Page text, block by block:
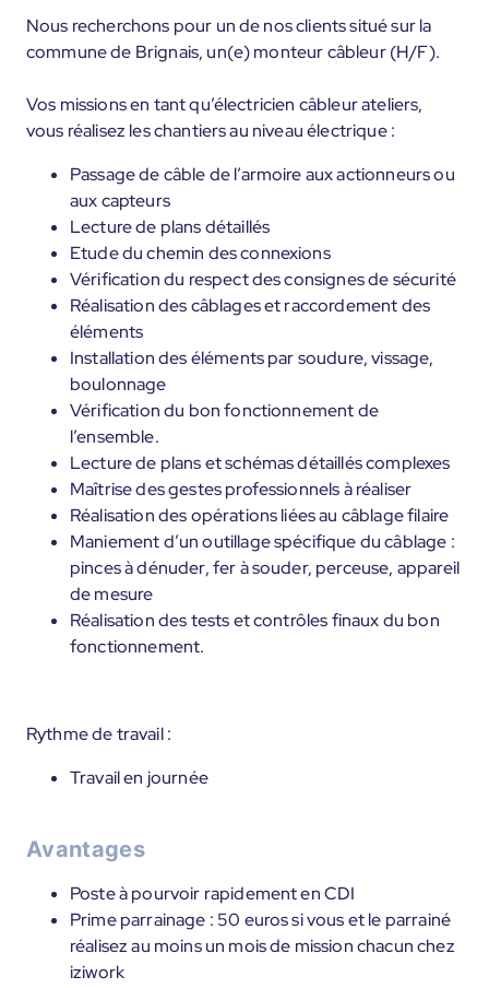
Nous recherchons pour un de nos clients situé sur la
commune de Brignais, un(e) monteur câbleur (H/F).
Vos missions en tant qu’électricien câbleur ateliers,
vous réalisez les chantiers au niveau électrique :
Passage de câble de l’armoire aux actionneurs ou
aux capteurs
Lecture de plans détaillés
Etude du chemin des connexions
Vérification du respect des consignes de sécurité
Réalisation des câblages et raccordement des
éléments
Installation des éléments par soudure, vissage,
boulonnage
Vérification du bon fonctionnement de
l’ensemble.
Lecture de plans et schémas détaillés complexes
Maîtrise des gestes professionnels à réaliser
Réalisation des opérations liées au câblage filaire
Maniement d’un outillage spécifique du câblage :
pinces à dénuder, fer à souder, perceuse, appareil
de mesure
Réalisation des tests et contrôles finaux du bon
fonctionnement.
Rythme de travail :
Travail en journée
Avantages
Poste à pourvoir rapidement en CDI
Prime parrainage : 50 euros si vous et le parrainé
réalisez au moins un mois de mission chacun chez
iziwork